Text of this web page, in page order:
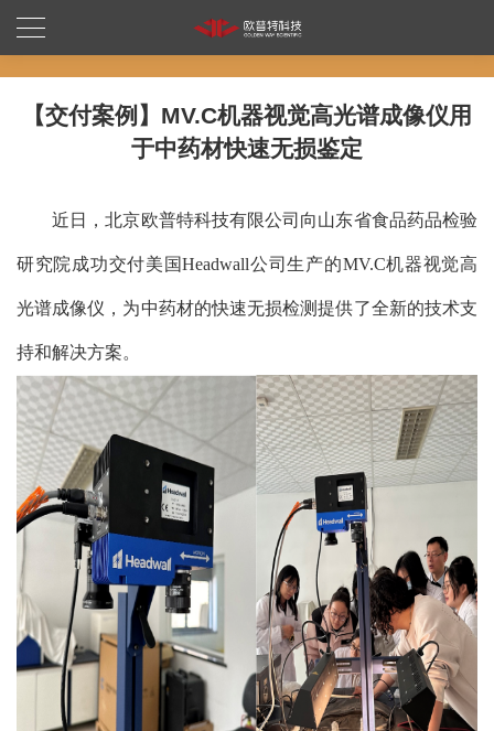
【交付案例】MV.C机器视觉高光谱成像仪用
于中药材快速无损鉴定
近日，北京欧普特科技有限公司向山东省食品药品检验
研究院成功交付美国Headwall公司生产的MV.C机器视觉高
光谱成像仪，为中药材的快速无损检测提供了全新的技术支
持和解决方案。